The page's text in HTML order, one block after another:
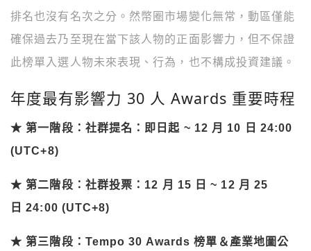
排名也沒有名次之分。然幣圈市場變化無常，動區僅能
確保過去乃至現在當下該人物的正面影響力，但不保證
此榜單入選人物未來表現、行為，也不構成投資建議。
年度最有影響力 30 人 Awards 重要時程
★ 第一階段：社群提名：即日起 ~ 12 月 10 日 24:00
(UTC+8)
★ 第二階段：社群投票： 12 月 15 日 ~ 12 月 25
日 24:00 (UTC+8)
★ 第三階段： Tempo 30 Awards榜單＆產業地圖公